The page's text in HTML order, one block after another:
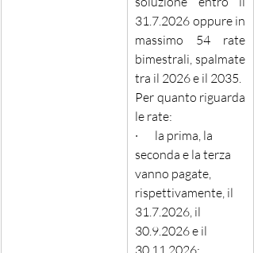
31.7.2026 oppure in
massimo 54 rate
bimestrali, spalmate
tra il 2026 e il 2035.
Per quanto riguarda
le rate:
·       la prima, la
seconda e la terza
vanno pagate,
rispettivamente, il
31.7.2026, il
30.9.2026 e il
30.11.2026;